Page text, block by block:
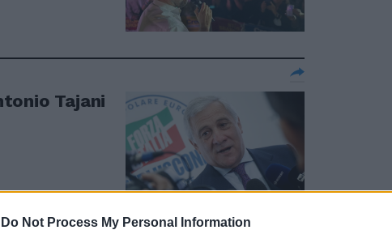
Do Not Process My Personal Information
Tajani